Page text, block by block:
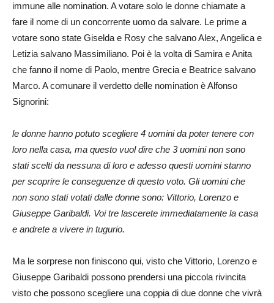
immune alle nomination. A votare solo le donne chiamate a
fare il nome di un concorrente uomo da salvare. Le prime a
votare sono state Giselda e Rosy che salvano Alex, Angelica e
Letizia salvano Massimiliano. Poi è la volta di Samira e Anita
che fanno il nome di Paolo, mentre Grecia e Beatrice salvano
Marco. A comunare il verdetto delle nomination è Alfonso
Signorini:
le donne hanno potuto scegliere 4 uomini da poter tenere con
loro nella casa, ma questo vuol dire che 3 uomini non sono
stati scelti da nessuna di loro e adesso questi uomini stanno
per scoprire le conseguenze di questo voto. Gli uomini che
non sono stati votati dalle donne sono: Vittorio, Lorenzo e
Giuseppe Garibaldi. Voi tre lascerete immediatamente la casa
e andrete a vivere in tugurio.
Ma le sorprese non finiscono qui, visto che Vittorio, Lorenzo e
Giuseppe Garibaldi possono prendersi una piccola rivincita
visto che possono scegliere una coppia di due donne che vivrà